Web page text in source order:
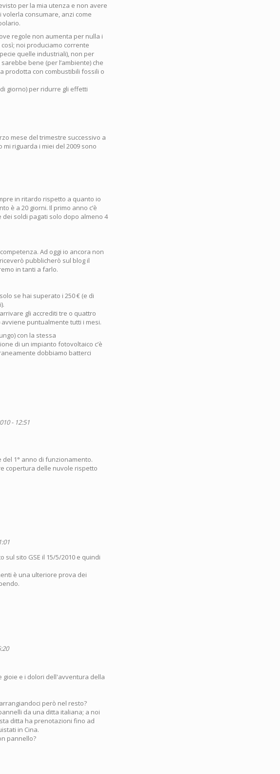
per la mia utenza e non avere
consumare, anzi come
regole non aumenta per nulla i
noi produciamo corrente
quelle industriali), non per
bene (per l’ambiente) che
prodotta con combustibili fossili o
giorno) per ridurre gli effetti
mese del trimestre successivo a
riguarda i miei del 2009 sono
in ritardo rispetto a quanto io
è a 20 giorni. Il primo anno c’è
soldi pagati solo dopo almeno 4
Ad oggi io ancora non
pubblicherò sul blog il
in tanti a farlo.
se hai superato i 250 € (e di
gli accrediti tre o quattro
puntualmente tutti i mesi.
con la stessa
di un impianto fotovoltaico c’è
dobbiamo batterci
- 12:51
1° anno di funzionamento.
copertura delle nuvole rispetto
sito GSE il 15/5/2010 e quindi
è una ulteriore prova dei
gioie e i dolori dell'avventura della
però nel resto?
da una ditta italiana; a noi
ditta ha prenotazioni fino ad
in Cina.
pannello?